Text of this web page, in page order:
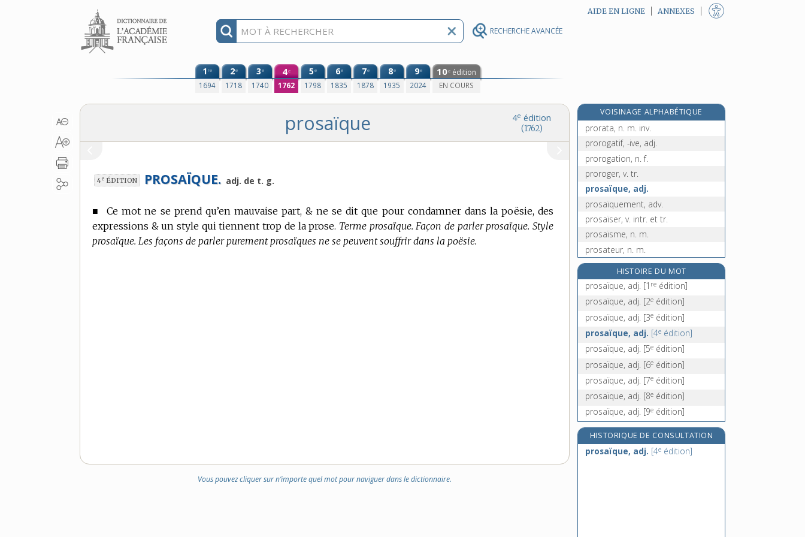
RECHERCHE AVANCÉE
Aller au contenu AIDE EN LIGNE ANNEXES
1re
1694
2e
1718
3e
1740
4e
1762
5e
1798
6e
1835
7e
1878
8e
1935
9e
2024
10e édition
EN COURS
4e édition
(1762)
prosaïque
4e ÉDITION PROSAÏQUE. adj. de t. g.
■Ce mot ne se prend qu’en mauvaise part, & ne se dit que pour condamner dans la poësie, des
expressions & un style qui tiennent trop de la prose. Terme prosaïque. Façon de parler prosaïque. Style
prosaïque. Les façons de parler purement prosaïques ne se peuvent souffrir dans la poësie.
Vous pouvez cliquer sur n’importe quel mot pour naviguer dans le dictionnaire.
VOISINAGE ALPHABÉTIQUE
proquesture, n. f.
prorata, n. m. inv.
prorogatif, -ive, adj.
prorogation, n. f.
proroger, v. tr.
prosaïque, adj.
prosaïquement, adv.
prosaïser, v. intr. et tr.
prosaïsme, n. m.
prosateur, n. m.
proscenium, n. m.
proscripteur, n. m.
proscrire, v. tr.
proscrit, -ite, n.
HISTOIRE DU MOT
prosaïque, adj. [1 re édition]
prosaïque, adj. [2e édition]
prosaïque, adj. [3e édition]
prosaïque, adj. [4e édition]
prosaïque, adj. [5e édition]
prosaïque, adj. [6e édition]
prosaïque, adj. [7e édition]
prosaïque, adj. [8e édition]
prosaïque, adj. [9e édition]
HISTORIQUE DE CONSULTATION
prosaïque, adj. [4e édition]